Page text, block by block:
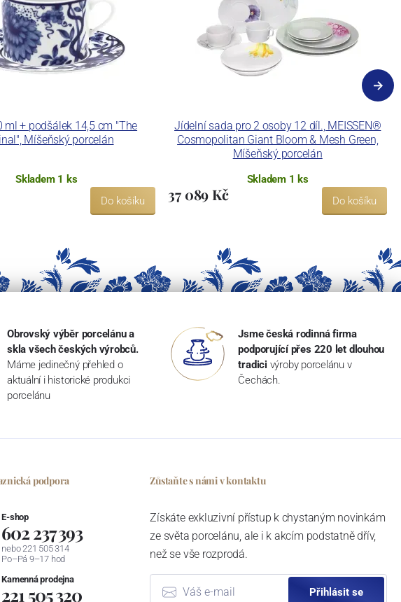
ml + podšálek 14,5 cm "The
Míšeňský porcelán
Skladem 1 ks
Do košíku
Jídelní sada pro 2 osoby 12 díl., MEISSEN®
Cosmopolitan Giant Bloom & Mesh Green,
Míšeňský porcelán
Skladem 1 ks
37 089 Kč Do košíku
Obrovský výběr porcelánu a
skla všech českých výrobců.
Máme jedinečný přehled o
aktuální i historické produkci
porcelánu
Jsme česká rodinná firma
podporující přes 220 let dlouhou
tradici výroby porcelánu v
Čechách.
podpora
E-shop
602 237 393
nebo 221 505 314
Po–Pá 9–17 hod
Kamenná prodejna
221 505 320
Zůstaňte s námi v kontaktu
Získáte exkluzivní přístup k chystaným novinkám
ze světa porcelánu, ale i k akcím podstatně dřív,
než se vše rozprodá.
Přihlásit se